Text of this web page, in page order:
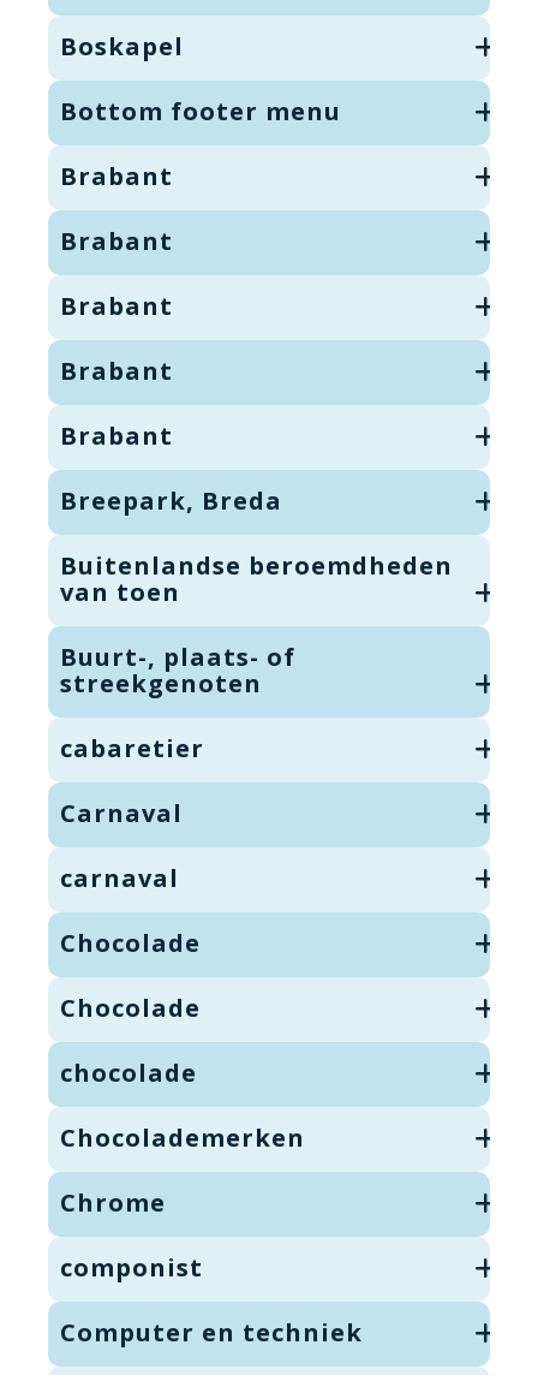
Boskapel
Bottom footer menu
Brabant
Brabant
Brabant
Brabant
Brabant
Breepark, Breda
Buitenlandse beroemdheden
van toen
Buurt-, plaats- of
streekgenoten
cabaretier
Carnaval
carnaval
Chocolade
Chocolade
chocolade
Chocolademerken
Chrome
componist
Computer en techniek